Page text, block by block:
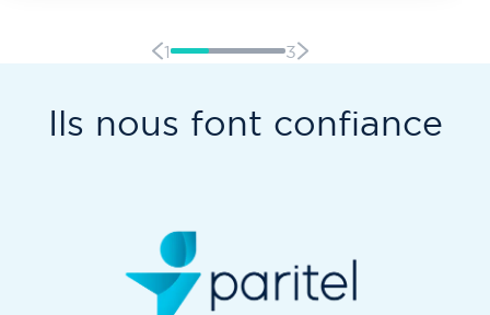
1 3
Ils nous font confiance